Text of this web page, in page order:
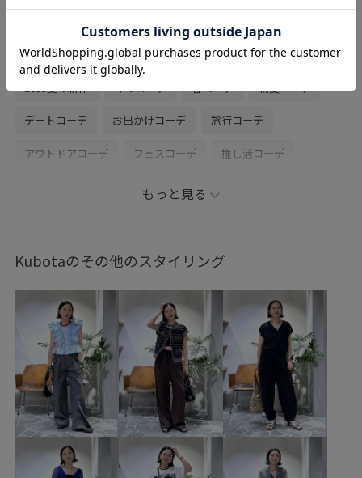
関連タグ
ラコステ ガニー GANNI 26ss 26ss春の新作
26ss夏の新作 ママコーデ 春コーデ 初夏コーデ
デートコーデ お出かけコーデ 旅行コーデ
アウトドアコーデ フェスコーデ 推し活コーデ
スカートスタイル
ポロシャツ
EUM36690 EUX36520 SHC36140 Exclusive_GW
LACOSTE poloitem17w Tシャツ Wpickup_items
おすすめトップス きれいめ さりげないアクセント
アダムエロぺ雑貨 カジュアル カラフル クッション
コットン コットン100% シンプル ストラップ
もっと見る
Kubotaのその他のスタイリング